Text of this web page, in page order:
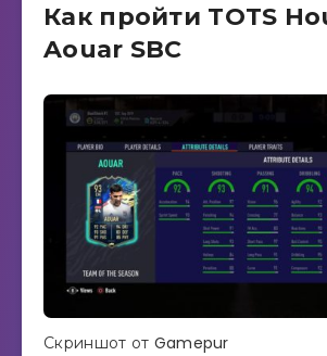
Как пройти TOTS
Aouar SBC
Скриншот от Gamepur